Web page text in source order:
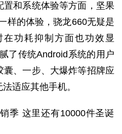
和系统体验等方面，坚果
样的体验，骁龙660无疑是
功耗抑制方面也功效显
了传统Android系统的用户
、一步、大爆炸等招牌应
适应其他手机。